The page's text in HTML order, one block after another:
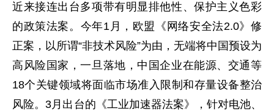
近来接连出台多项带有明显排他性、保护主义色彩
的政策法案。今年1月，欧盟《网络安全法2.0》修
正案，以所谓“非技术风险”为由，无端将中国预设为
高风险国家，一旦落地，中国企业在能源、交通等
18个关键领域将面临市场准入限制和存量设备整治
风险。3月出台的《工业加速器法案》，针对电池、